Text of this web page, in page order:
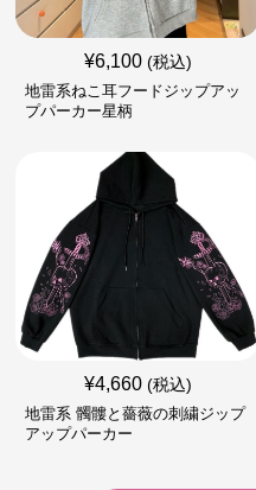
¥6,100 (税込)
地雷系ねこ耳フードジップアッ
プパーカー星柄
¥4,660 (税込)
地雷系 髑髏と薔薇の刺繍ジップ
アップパーカー